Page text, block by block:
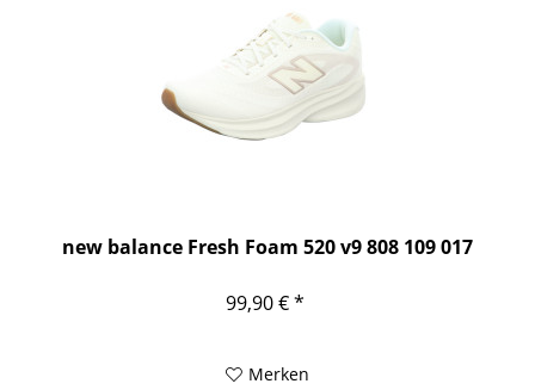
new balance Fresh Foam 520 v9 808 109 017
99,90 € *
Merken